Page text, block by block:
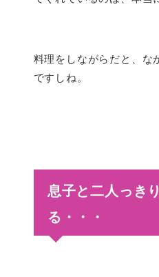
料理をしながらだと、な
ですしね。
息子と二人っき
る・・・